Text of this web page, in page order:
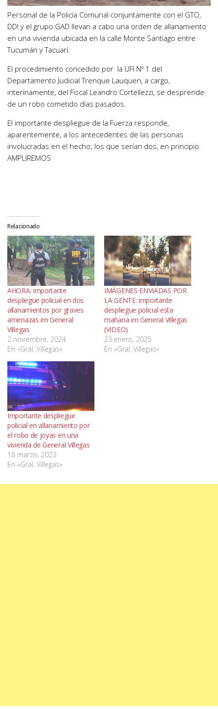
Personal de la Policía Comunal conjuntamente con el GTO,
DDI y el grupo GAD llevan a cabo una orden de allanamiento
en una vivienda ubicada en la calle Monte Santiago entre
Tucumán y Tacuarí.
El procedimiento concedido por la UFI Nº 1 del
Departamento Judicial Trenque Lauquen, a cargo,
interinamente, del Fiscal Leandro Cortellezzi, se desprende
de un robo cometido días pasados.
El importante despliegue de la Fuerza responde,
aparentemente, a los antecedentes de las personas
involucradas en el hecho; los que serían dos, en principio.
AMPLIREMOS
Relacionado
AHORA: importante
despliegue policial en dos
allanamientos por graves
amenazas en General
Villegas
2 noviembre, 2024
En «Gral. Villegas»
IMÁGENES ENVIADAS POR
LA GENTE: importante
despliegue policial esta
mañana en General Villegas
(VIDEO)
23 enero, 2025
En «Gral. Villegas»
Importante despliegue
policial en allanamiento por
el robo de joyas en una
vivienda de General Villegas
18 marzo, 2023
En «Gral. Villegas»